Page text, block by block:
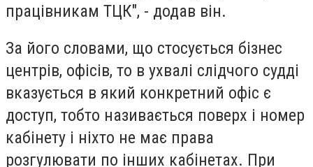
працівникам ТЦК", - додав він.
За його словами, що стосується бізнес
центрів, офісів, то в ухвалі слідчого судді
вказується в який конкретний офіс є
доступ, тобто називається поверх і номер
кабінету і ніхто не має права
розгулювати по інших кабінетах. При